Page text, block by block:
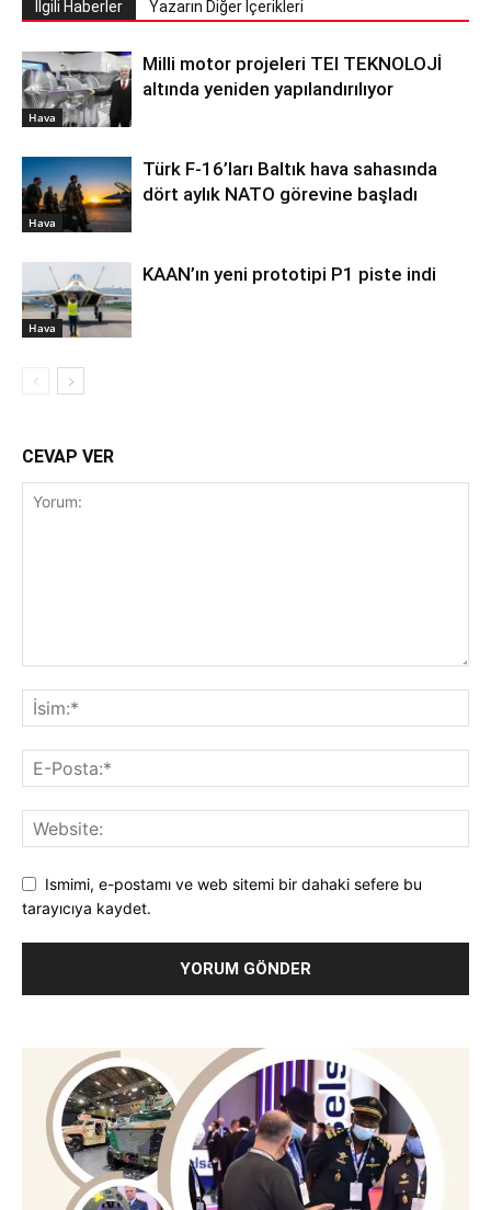
İlgili Haberler Yazarın Diğer İçerikleri
Hava
Milli motor projeleri TEI TEKNOLOJİ
altında yeniden yapılandırılıyor
Hava
Türk F-16’ları Baltık hava sahasında
dört aylık NATO görevine başladı
Hava
KAAN’ın yeni prototipi P1 piste indi
CEVAP VER
Ismimi, e-postamı ve web sitemi bir dahaki sefere bu
tarayıcıya kaydet.